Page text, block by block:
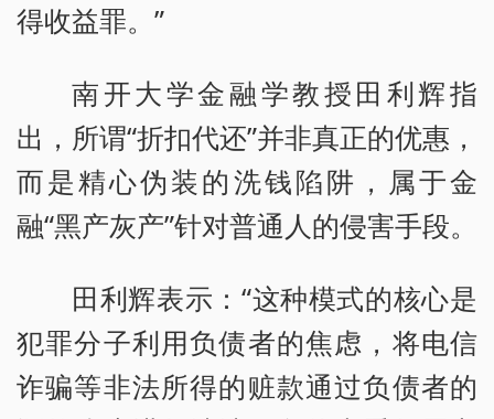
得收益罪。”
南开大学金融学教授田利辉指
出，所谓“折扣代还”并非真正的优惠，
而是精心伪装的洗钱陷阱，属于金
融“黑产灰产”针对普通人的侵害手段。
田利辉表示：“这种模式的核心是
犯罪分子利用负债者的焦虑，将电信
诈骗等非法所得的赃款通过负债者的